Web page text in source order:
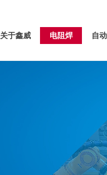
关于鑫威 电阻焊 自